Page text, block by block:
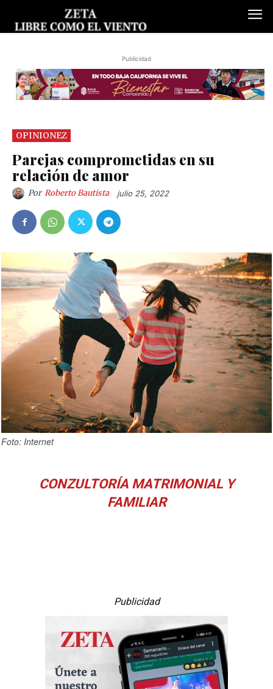
Publicidad
OPINIONEZ
Parejas comprometidas en su
relación de amor
Por Roberto Bautista julio 25, 2022
Foto: Internet
CONZULTORÍA MATRIMONIAL Y
FAMILIAR
Publicidad